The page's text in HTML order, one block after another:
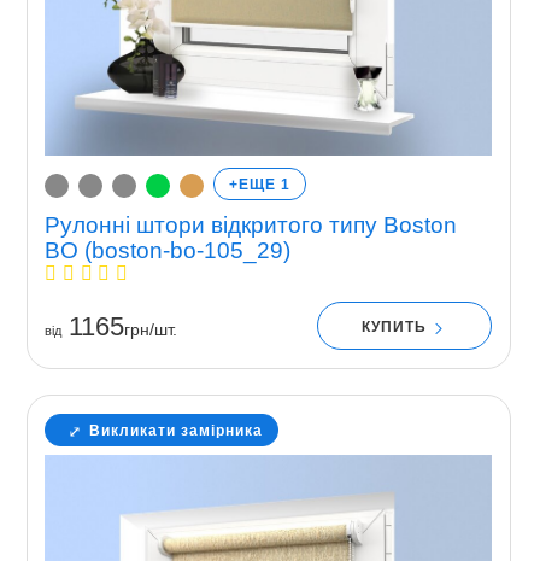
+ЕЩЕ 1
Рулонні штори відкритого типу Boston
BO (boston-bo-105_29)
вiд1165грн/шт. КУПИТЬ
Викликати замірника